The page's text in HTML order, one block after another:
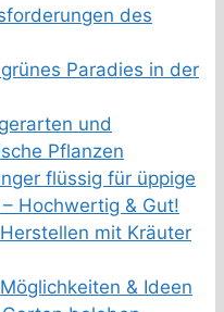
des
Paradies in der
und
Pflanzen
flüssig für üppige
Hochwertig & Gut!
mit Kräuter
& Ideen